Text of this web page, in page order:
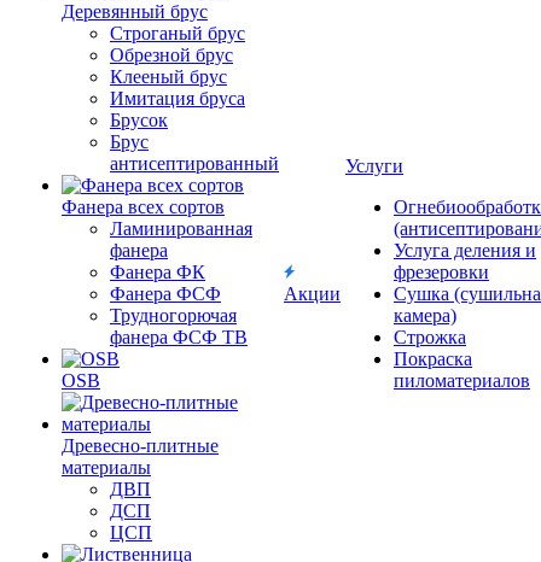
Деревянный брус
Строганый брус
Обрезной брус
Клееный брус
Имитация бруса
Брусок
Брус
антисептированный
Фанера всех сортов
Ламинированная
фанера
Фанера ФК
Фанера ФСФ
Трудногорючая
фанера ФСФ ТВ
OSB
Древесно-плитные
материалы
ДВП
ДСП
ЦСП
Акции
Услуги
Услуга деления и
фрезеровки
Сушка
камера)
Строжка
Покраска
пиломатериалов